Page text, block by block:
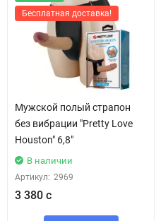
Бесплатная доставка!
Мужской полый страпон
без вибрации "Pretty Love
Houston" 6,8"
В наличии
Артикул: 2969
3 380 с